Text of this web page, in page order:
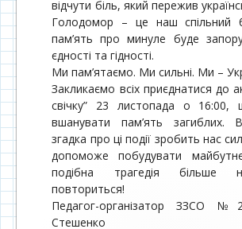
відчути біль, який пережив
Голодомор – це наш спільний
пам’ять про минуле буде
єдності та гідності.
Ми пам’ятаємо. Ми сильні. Ми –
Закликаємо всіх приєднатися до
свічку” 23 листопада о
вшанувати пам’ять загиблих.
згадка про ці події зробить нас
допоможе побудувати
подібна трагедія більше
повториться!
Педагог-організатор ЗЗСО
Стешенко